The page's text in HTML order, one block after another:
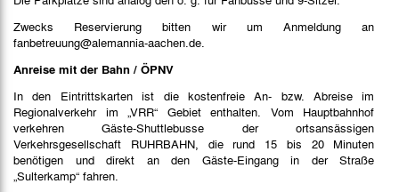
Zwecks Reservierung bitten wir um Anmeldung an
fanbetreuung@alemannia-aachen.de.
Anreise mit der Bahn / ÖPNV
In den Eintrittskarten ist die kostenfreie An- bzw. Abreise im
Regionalverkehr im „VRR“ Gebiet enthalten. Vom Hauptbahnhof
verkehren Gäste-Shuttlebusse der ortsansässigen
Verkehrsgesellschaft RUHRBAHN, die rund 15 bis 20 Minuten
benötigen und direkt an den Gäste-Eingang in der Straße
„Sulterkamp“ fahren.